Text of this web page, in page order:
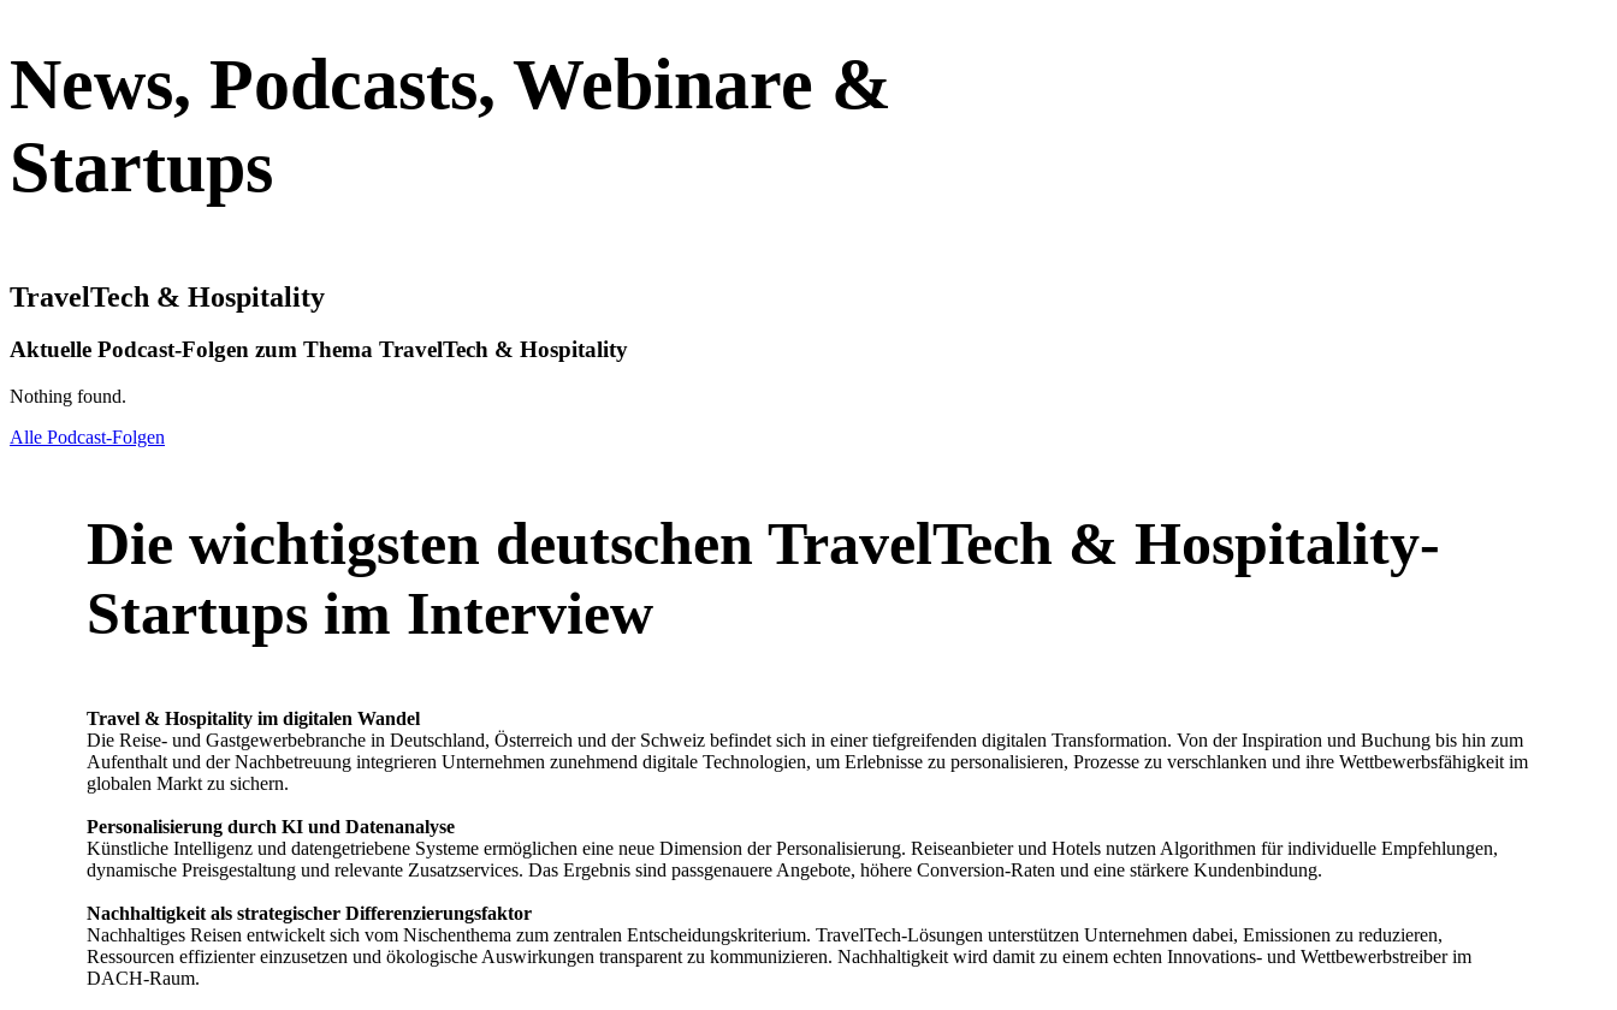
News, Podcasts, Webinare &
Startups
TravelTech & Hospitality
Aktuelle Podcast-Folgen zum Thema TravelTech & Hospitality
Nothing found.
Alle Podcast-Folgen
Die wichtigsten deutschen TravelTech & Hospitality-
Startups im Interview
Travel & Hospitality im digitalen Wandel
Die Reise- und Gastgewerbebranche in Deutschland, Österreich und der Schweiz befindet sich in einer tiefgreifenden digitalen Transformation. Von der Inspiration und Buchung bis hin zum
Aufenthalt und der Nachbetreuung integrieren Unternehmen zunehmend digitale Technologien, um Erlebnisse zu personalisieren, Prozesse zu verschlanken und ihre Wettbewerbsfähigkeit im
globalen Markt zu sichern.
Personalisierung durch KI und Datenanalyse
Künstliche Intelligenz und datengetriebene Systeme ermöglichen eine neue Dimension der Personalisierung. Reiseanbieter und Hotels nutzen Algorithmen für individuelle Empfehlungen,
dynamische Preisgestaltung und relevante Zusatzservices. Das Ergebnis sind passgenauere Angebote, höhere Conversion-Raten und eine stärkere Kundenbindung.
Nachhaltigkeit als strategischer Differenzierungsfaktor
Nachhaltiges Reisen entwickelt sich vom Nischenthema zum zentralen Entscheidungskriterium. TravelTech-Lösungen unterstützen Unternehmen dabei, Emissionen zu reduzieren,
Ressourcen effizienter einzusetzen und ökologische Auswirkungen transparent zu kommunizieren. Nachhaltigkeit wird damit zu einem echten Innovations- und Wettbewerbstreiber im
DACH-Raum.